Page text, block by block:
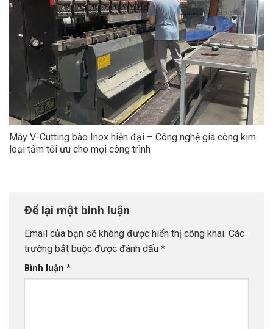
Máy V-Cutting bào Inox hiện đại – Công nghệ gia công kim
loại tấm tối ưu cho mọi công trình
Để lại một bình luận
Email của bạn sẽ không được hiển thị công khai. Các
trường bắt buộc được đánh dấu *
Bình luận *